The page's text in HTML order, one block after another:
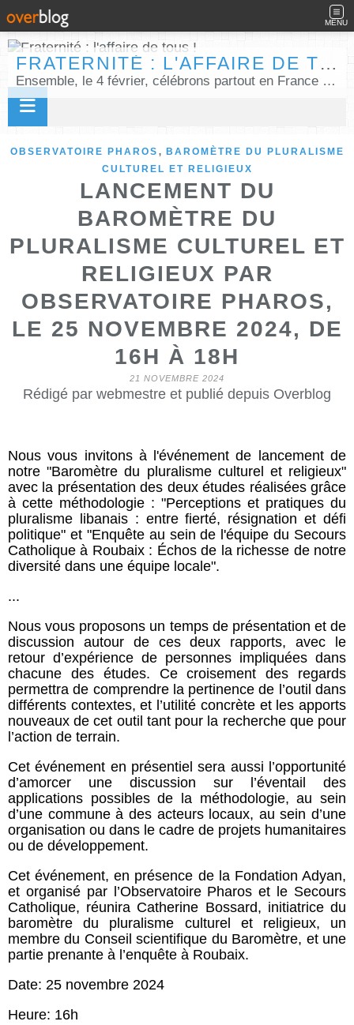
MENU
FRATERNITÉ : L'AFFAIRE DE TOUS !
Ensemble, le 4 février, célébrons partout en France la Journée internationale de la fraternité humaine !
OBSERVATOIRE PHAROS , BAROMÈTRE DU PLURALISME
CULTUREL ET RELIGIEUX
LANCEMENT DU
BAROMÈTRE DU
PLURALISME CULTUREL ET
RELIGIEUX PAR
OBSERVATOIRE PHAROS,
LE 25 NOVEMBRE 2024, DE
16H À 18H
21 NOVEMBRE 2024
Rédigé par webmestre et publié depuis Overblog
Nous vous invitons à l'événement de lancement de
notre "Baromètre du pluralisme culturel et religieux"
avec la présentation des deux études réalisées grâce
à cette méthodologie : "Perceptions et pratiques du
pluralisme libanais : entre fierté, résignation et défi
politique" et "Enquête au sein de l'équipe du Secours
Catholique à Roubaix : Échos de la richesse de notre
diversité dans une équipe locale".
...
Nous vous proposons un temps de présentation et de
discussion autour de ces deux rapports, avec le
retour d’expérience de personnes impliquées dans
chacune des études. Ce croisement des regards
permettra de comprendre la pertinence de l’outil dans
différents contextes, et l’utilité concrète et les apports
nouveaux de cet outil tant pour la recherche que pour
l’action de terrain.
Cet événement en présentiel sera aussi l’opportunité
d’amorcer une discussion sur l’éventail des
applications possibles de la méthodologie, au sein
d’une commune à des acteurs locaux, au sein d’une
organisation ou dans le cadre de projets humanitaires
ou de développement.
Cet événement, en présence de la Fondation Adyan,
et organisé par l’Observatoire Pharos et le Secours
Catholique, réunira Catherine Bossard, initiatrice du
baromètre du pluralisme culturel et religieux, un
membre du Conseil scientifique du Baromètre, et une
partie prenante à l’enquête à Roubaix.
Date: 25 novembre 2024
Heure: 16h